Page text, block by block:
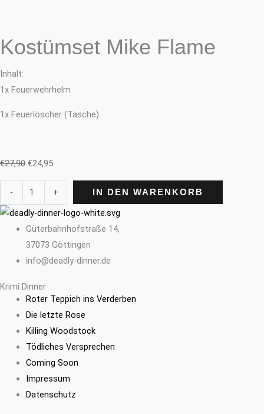
Kostümset Mike Flame
Inhalt:
1x Feuerwehrhelm
1x Feuerlöscher (Tasche)
€27,90 €24,95
- + IN DEN WARENKORB
Güterbahnhofstraße 14,
37073 Göttingen
info@deadly-dinner.de
Krimi Dinner
Roter Teppich ins Verderben
Die letzte Rose
Killing Woodstock
Tödliches Versprechen
Coming Soon
Impressum
Datenschutz